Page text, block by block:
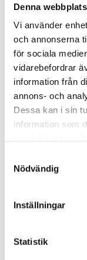
Denna
Vi använder
och annonserna
för sociala
vidarebefordrar
information från
annons- och
Dessa kan i sin
information som
Nödvändig
Inställningar
Statistik
Hur du
mål och
Definition
hållbarhet
Effektiv
Hur och när?
kursen i flera